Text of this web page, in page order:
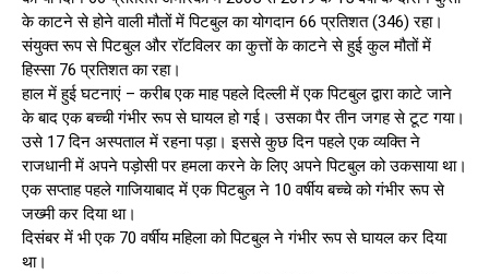
के काटने से होने वाली मौतों में पिटबुल का योगदान 66 प्रतिशत (346) रहा।
संयुक्त रूप से पिटबुल और रॉटविलर का कुत्तों के काटने से हुई कुल मौतों में
हिस्सा 76 प्रतिशत का रहा।
हाल में हुई घटनाएं – करीब एक माह पहले दिल्ली में एक पिटबुल द्वारा काटे जाने
के बाद एक बच्ची गंभीर रूप से घायल हो गई। उसका पैर तीन जगह से टूट गया।
उसे 17 दिन अस्पताल में रहना पड़ा। इससे कुछ दिन पहले एक व्यक्ति ने
राजधानी में अपने पड़ोसी पर हमला करने के लिए अपने पिटबुल को उकसाया था।
एक सप्ताह पहले गाजियाबाद में एक पिटबुल ने 10 वर्षीय बच्चे को गंभीर रूप से
जख्मी कर दिया था।
दिसंबर में भी एक 70 वर्षीय महिला को पिटबुल ने गंभीर रूप से घायल कर दिया
था।